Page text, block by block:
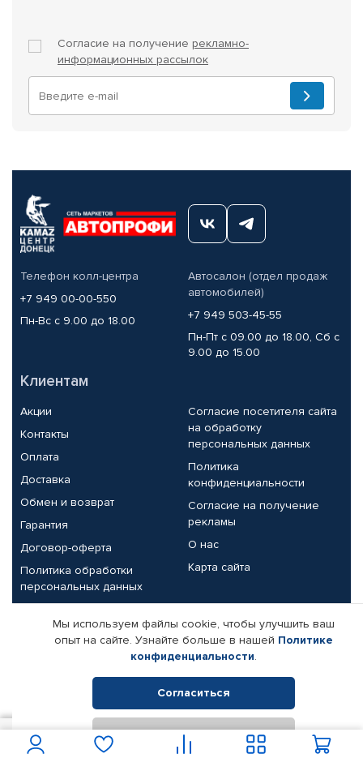
Согласие на получение рекламно-
информационных рассылок
Телефон колл-центра
+7 949 00-00-550
Пн-Вс с 9.00 до 18.00
Автосалон (отдел продаж
автомобилей)
+7 949 503-45-55
Пн-Пт с 09.00 до 18.00, Сб с
9.00 до 15.00
Клиентам
Акции
Контакты
Оплата
Доставка
Обмен и возврат
Гарантия
Договор-оферта
Политика обработки
персональных данных
Согласие посетителя сайта
на обработку
персональных данных
Политика
конфиденциальности
Согласие на получение
рекламы
О нас
Карта сайта
Партнерам
Корпоративным клиентам
Поставщикам
Реквизиты компании
© КАМАЗ ЦЕНТР ДОНЕЦК, 2015-2026. Все права защищены.
Интернет-магазин автомобильных товаров Автопрофи.
Мы используем файлы cookie, чтобы улучшить ваш
опыт на сайте. Узнайте больше в нашей Политике
конфиденциальности.
Согласиться
Отклонить
В корзину